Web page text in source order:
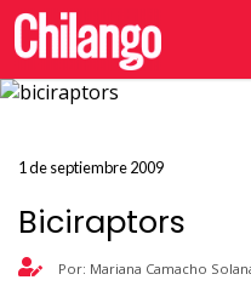
1 de septiembre 2009
Biciraptors
Por: Mariana Camacho